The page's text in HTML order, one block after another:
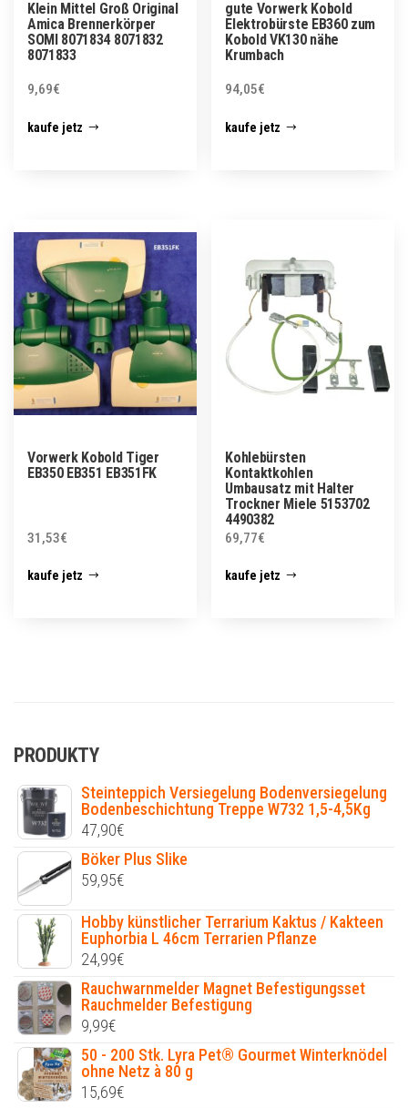
Klein Mittel Groß Original
Amica Brennerkörper
SOMI 8071834 8071832
8071833
9,69€
kaufe jetz
gute Vorwerk Kobold
Elektrobürste EB360 zum
Kobold VK130 nähe
Krumbach
94,05€
kaufe jetz
Vorwerk Kobold Tiger
EB350 EB351 EB351FK
31,53€
kaufe jetz
Kohlebürsten
Kontaktkohlen
Umbausatz mit Halter
Trockner Miele 5153702
4490382
69,77€
kaufe jetz
PRODUKTY
Steinteppich Versiegelung Bodenversiegelung
Bodenbeschichtung Treppe W732 1,5-4,5Kg
47,90€
Böker Plus Slike
59,95€
Hobby künstlicher Terrarium Kaktus / Kakteen
Euphorbia L 46cm Terrarien Pflanze
24,99€
Rauchwarnmelder Magnet Befestigungsset
Rauchmelder Befestigung
9,99€
50 - 200 Stk. Lyra Pet® Gourmet Winterknödel
ohne Netz à 80 g
15,69€